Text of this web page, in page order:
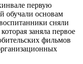
первую
обучали основам
сняли
заняла первое
фильмов